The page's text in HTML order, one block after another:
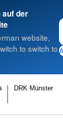
auf der
website,
to switch to
DRK Münster